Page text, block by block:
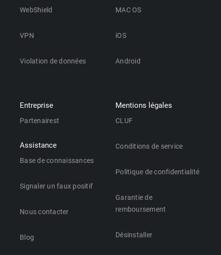
WebShield
VPN
Violation de données
MAC OS
iOS
Android
Entreprise
Partenairest
Assistance
Base de connaissances
Signaler un faux positif
Nous contacter
Blog
Mentions légales
CLUF
Conditions de service
Politique de confidentialité
Garantie de
remboursement
Désinstaller